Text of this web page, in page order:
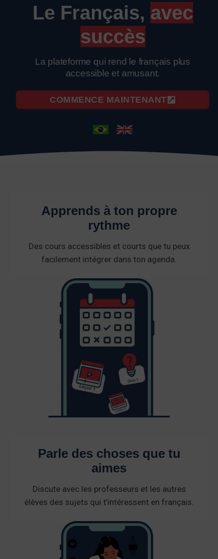
Le Français, avec
succès
La plateforme qui rend le français plus
accessible et amusant.
COMMENCE MAINTENANT
Apprends à ton propre
rythme
Des cours accessibles et courts que tu peux
facilement intégrer dans ton agenda.
Parle des choses que tu
aimes
Discute avec les professeurs et les autres
élèves des sujets qui t’intéressent en français.